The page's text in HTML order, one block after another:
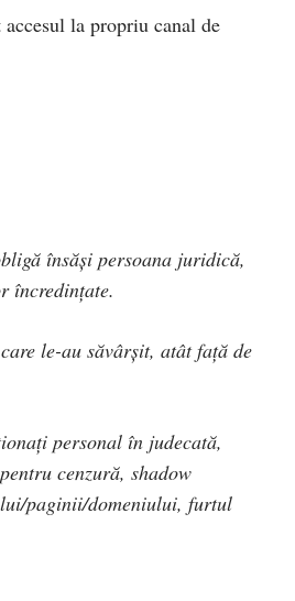
la propriu canal de
însăşi persoana juridică,
încredinţate.
le-au săvârşit, atât faţă de
personal în judecată,
cenzură, shadow
paginii/domeniului, furtul